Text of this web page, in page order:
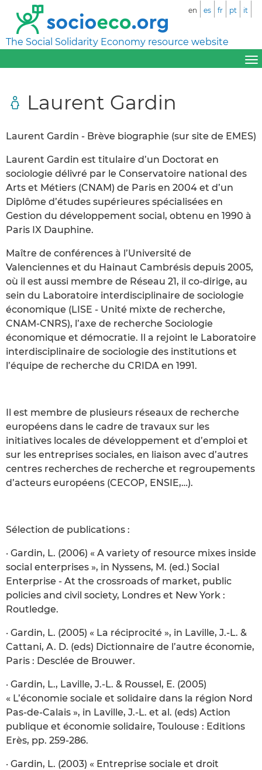
The Social Solidarity Economy resource website
en es fr pt it
Laurent Gardin
Laurent Gardin - Brève biographie (sur site de EMES)
Laurent Gardin est titulaire d’un Doctorat en
sociologie délivré par le Conservatoire national des
Arts et Métiers (CNAM) de Paris en 2004 et d’un
Diplôme d’études supérieures spécialisées en
Gestion du développement social, obtenu en 1990 à
Paris IX Dauphine.
Maître de conférences à l’Université de
Valenciennes et du Hainaut Cambrésis depuis 2005,
où il est aussi membre de Réseau 21, il co-dirige, au
sein du Laboratoire interdisciplinaire de sociologie
économique (LISE - Unité mixte de recherche,
CNAM-CNRS), l’axe de recherche Sociologie
économique et démocratie. Il a rejoint le Laboratoire
interdisciplinaire de sociologie des institutions et
l’équipe de recherche du CRIDA en 1991.
Il est membre de plusieurs réseaux de recherche
européens dans le cadre de travaux sur les
initiatives locales de développement et d’emploi et
sur les entreprises sociales, en liaison avec d’autres
centres recherches de recherche et regroupements
d’acteurs européens (CECOP, ENSIE,…).
Sélection de publications :
· Gardin, L. (2006) « A variety of resource mixes inside
social enterprises », in Nyssens, M. (ed.) Social
Enterprise - At the crossroads of market, public
policies and civil society, Londres et New York :
Routledge.
· Gardin, L. (2005) « La réciprocité », in Laville, J.-L. &
Cattani, A. D. (eds) Dictionnaire de l’autre économie,
Paris : Desclée de Brouwer.
· Gardin, L., Laville, J.-L. & Roussel, E. (2005)
« L’économie sociale et solidaire dans la région Nord
Pas-de-Calais », in Laville, J.-L. et al. (eds) Action
publique et économie solidaire, Toulouse : Editions
Erès, pp. 259-286.
· Gardin, L. (2003) « Entreprise sociale et droit